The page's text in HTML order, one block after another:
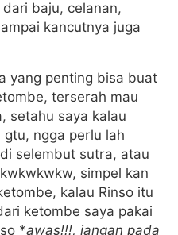
baju, celanan,
kancutnya juga
yang penting bisa buat
terserah mau
setahu saya kalau
ngga perlu lah
selembut sutra, atau
simpel kan
kalau Rinso itu
ketombe saya pakai
*awas!!!, jangan pada